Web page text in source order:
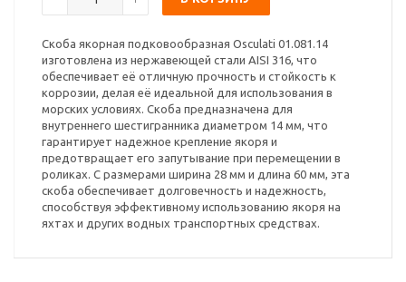
Скоба якорная подковообразная Osculati 01.081.14
изготовлена из нержавеющей стали AISI 316, что
обеспечивает её отличную прочность и стойкость к
коррозии, делая её идеальной для использования в
морских условиях. Скоба предназначена для
внутреннего шестигранника диаметром 14 мм, что
гарантирует надежное крепление якоря и
предотвращает его запутывание при перемещении в
роликах. С размерами ширина 28 мм и длина 60 мм, эта
скоба обеспечивает долговечность и надежность,
способствуя эффективному использованию якоря на
яхтах и других водных транспортных средствах.